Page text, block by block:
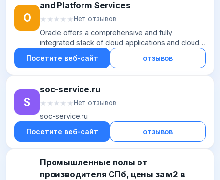
O
and Platform Services
★★★★★
★★★★★ Нет отзывов
Oracle offers a comprehensive and fully
integrated stack of cloud applications and cloud
platform services…
Посетите веб-сайт отзывов
S
soc-service.ru
★★★★★
★★★★★Нет отзывов
soc-service.ru
Посетите веб-сайт
отзывов
Промышленные полы от
производителя СПб, цены за м2 в